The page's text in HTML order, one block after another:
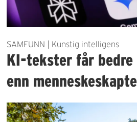
SAMFUNN | Kunstig intelligens
KI-tekster får
enn menneskeskapte